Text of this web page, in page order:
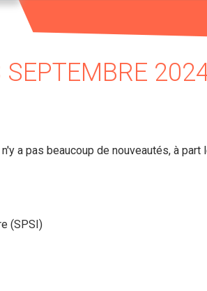
SEPTEMBRE
a pas beaucoup de nouveautés, à part
(SPSI)